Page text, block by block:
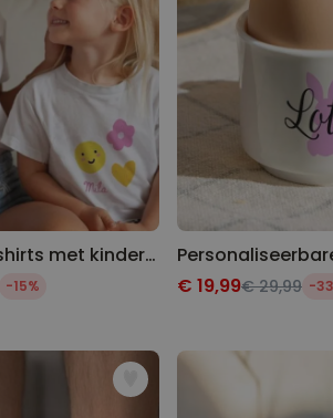
Cadeauset T-shirts met kindertekening
-15%
€ 19,99€ 29,99 -